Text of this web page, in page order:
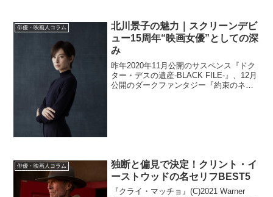
俳優・映画人コラム
北川景子の魅力｜スクリーンデビ
ュー15周年“映画女優”としての深
み
昨年2020年11月公開のサスペンス『ドク
ター・デスの遺産-BLACK FILE-』、12月
公開のダークファンタジー『約束のネバ
俳優・映画人コラム
独断と偏見で決定！クリント・イ
ーストウッドの名セリフBEST5
『クライ・マッチョ』(C)2021 Warner